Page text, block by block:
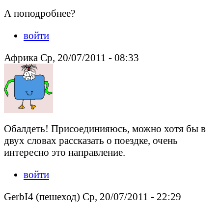
А поподробнее?
войти
Африка Ср, 20/07/2011 - 08:33
Обалдеть! Присоединияюсь, можно хотя бы в
двух словах рассказать о поездке, очень
интересно это направление.
войти
GerbI4 (пешеход) Ср, 20/07/2011 - 22:29